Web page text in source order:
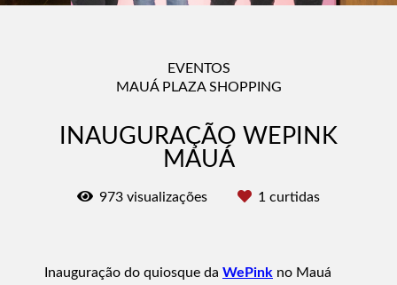
EVENTOS
MAUÁ PLAZA SHOPPING
INAUGURAÇÃO WEPINK
MAUÁ
973 visualizações 1 curtidas
Inauguração do quiosque da WePink no Mauá